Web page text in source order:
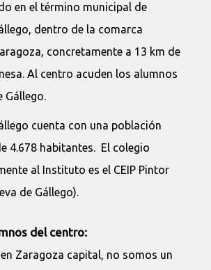
en el término municipal de
dentro de la comarca
concretamente a 13 km de
Al centro acuden los alumnos
Gállego.
cuenta con una población
4.678 habitantes. El colegio
al Instituto es el CEIP Pintor
de Gállego).
del centro:
Zaragoza capital, no somos un